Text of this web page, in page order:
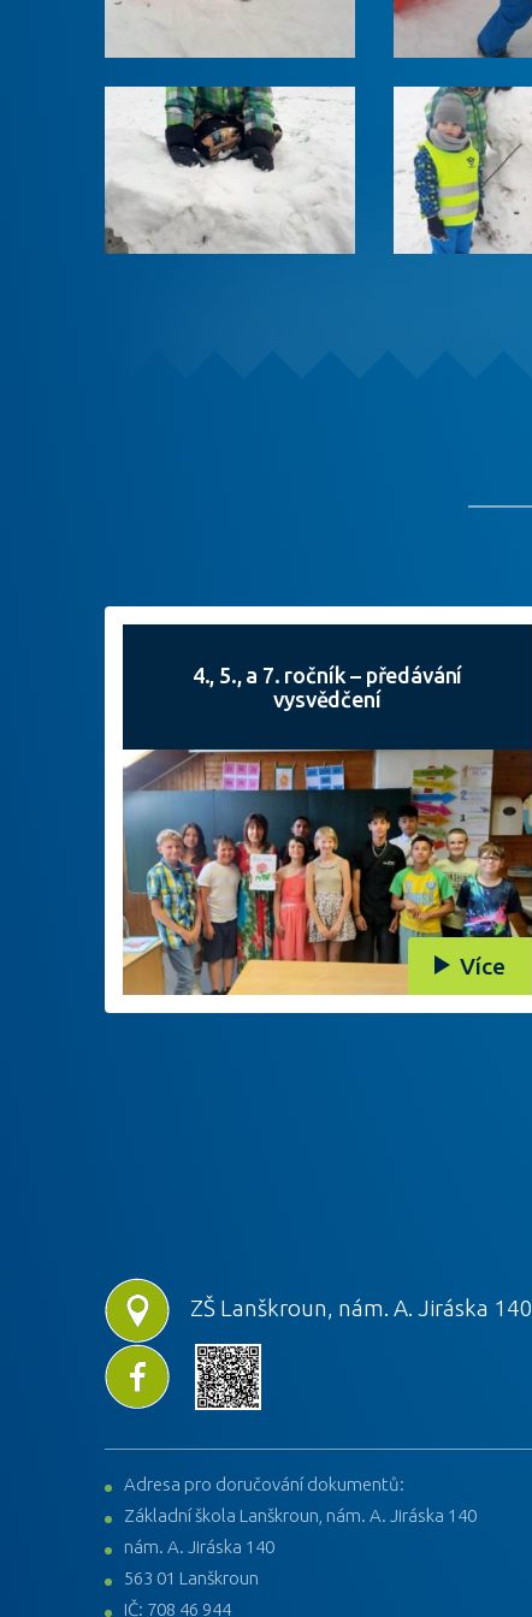
4., 5., a 7. ročník – předávání
vysvědčení
Více
ZŠ Lanškroun, nám. A. Jiráska 140
Adresa pro doručování dokumentů:
Základní škola Lanškroun, nám. A. Jiráska 140
nám. A. Jiráska 140
563 01 Lanškroun
IČ: 708 46 944